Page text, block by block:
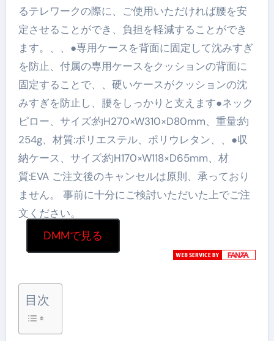
るテレワークの際に、ご使用いただければ腰を安
定させることができ、負担を軽減することができ
ます。、、●専用ケースを背面に固定して沈みすぎ
を防止、付属の専用ケースをクッションの背面に
固定することで、、硬いケースがクッションの沈
みすぎを防止し、腰をしっかりと支えます●ネック
ピロー、サイズ:約H270×W310×D80mm、重量:約
254g、材質:ポリエステル、ポリウレタン、、●収
納ケース、サイズ:約H170×W118×D65mm、材
質:EVA ご注文後のキャンセルは原則、承っており
ません。 事前に十分にご検討いただいた上でご注
文ください。
DMMで見る
目次